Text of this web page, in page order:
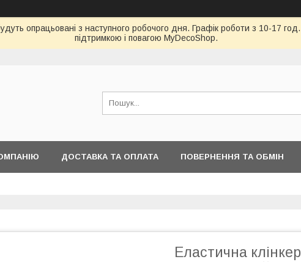
опрацьовані з наступного робочого дня. Графік роботи з 10-17
підтримкою і повагою MyDecoShop.
ДОСТАВКА ТА ОПЛАТА ПОВЕРНЕННЯ ТА ОБМІН
Еластична